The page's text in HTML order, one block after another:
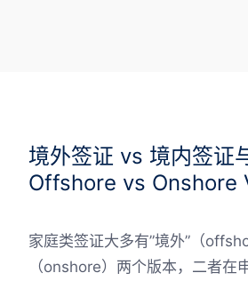
境外签证 vs 境内签证
Offshore vs Onshore
家庭类签证大多有”境外”（
（onshore）两个版本，二者在